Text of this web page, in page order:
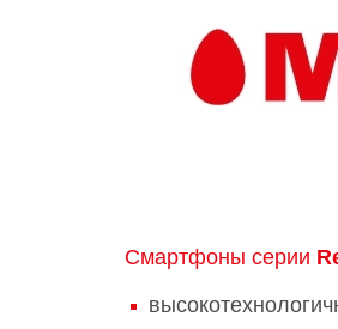
Смартфоны серии